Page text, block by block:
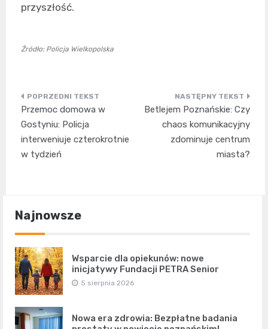
przyszłość.
Źródło: Policja Wielkopolska
Nawigacja
wpisu
Przemoc domowa w
Gostyniu: Policja
interweniuje czterokrotnie
w tydzień
Betlejem Poznańskie: Czy
chaos komunikacyjny
zdominuje centrum
miasta?
Najnowsze
Wsparcie dla opiekunów: nowe
inicjatywy Fundacji PETRA Senior
5 sierpnia 2026
Nowa era zdrowia: Bezpłatne badania